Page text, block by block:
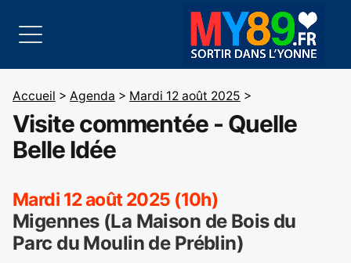
Accueil > Agenda > Mardi 12 août 2025 >
Visite commentée - Quelle
Belle Idée
Mardi 12 août 2025 (10h)
Migennes (La Maison de Bois du
Parc du Moulin de Préblin)